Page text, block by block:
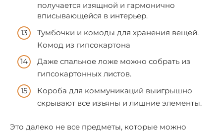
получается изящной и гармонично
вписывающейся в интерьер.
Тумбочки и комоды для хранения вещей.
Комод из гипсокартона
Даже спальное ложе можно собрать из
гипсокартонных листов.
Короба для коммуникаций выигрышно
скрывают все изъяны и лишние элементы.
Это далеко не все предметы, которые можно